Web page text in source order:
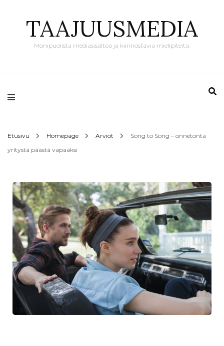
TAAJUUSMEDIA
Monipuolista mediasisältöä ja kiinnostavia mielipiteitä.
Etusivu Homepage Arviot
Song to Song – onnetonta
yritystä päästä vapaaksi